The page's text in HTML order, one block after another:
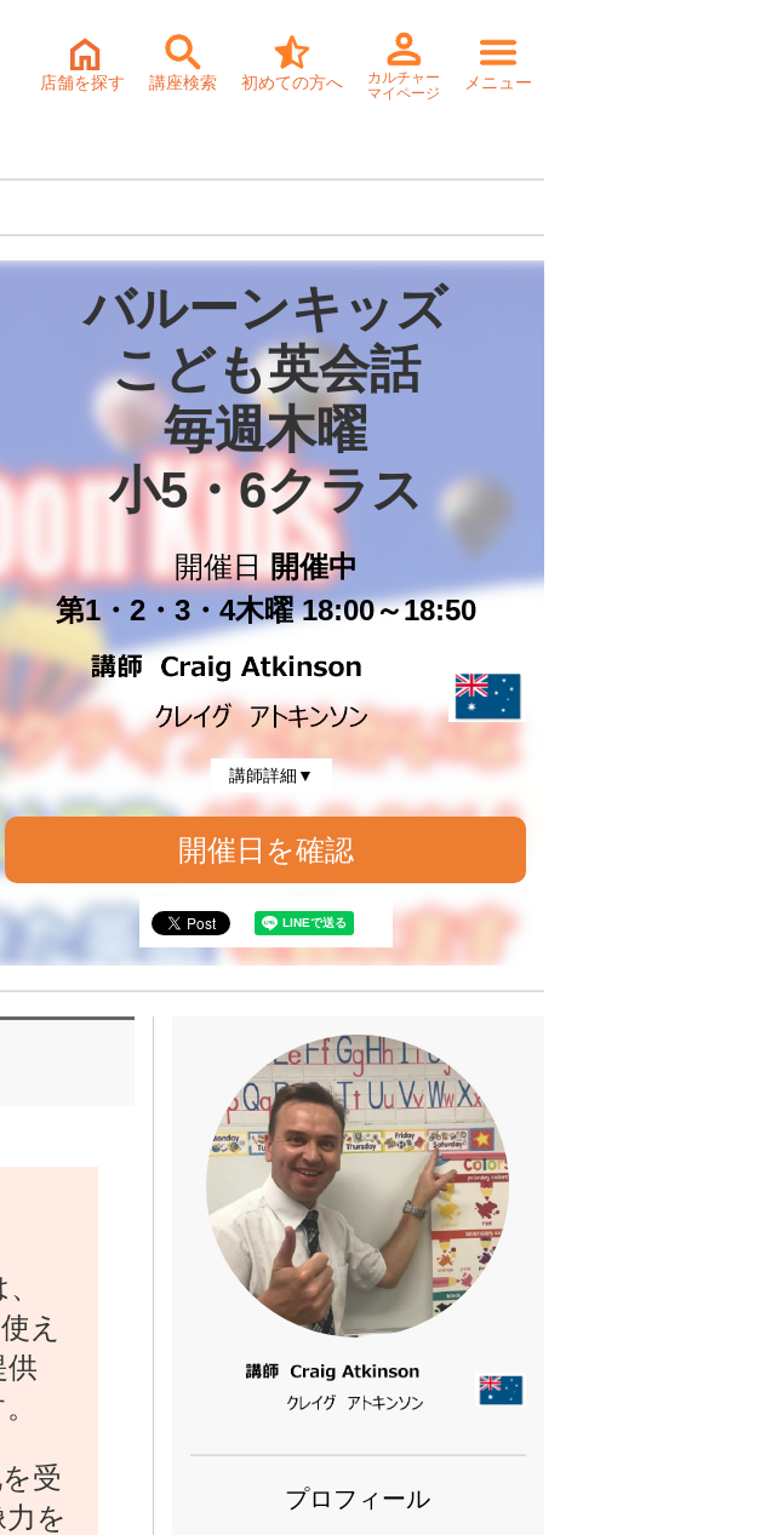
店舗を探す 講座検索 初めての方へ
カルチャー
マイページ
メニュー
バルーンキッズ
こども英会話
毎週木曜
小5・6クラス
開催日開催中
第1・2・3・4木曜 18:00～18:50
講師詳細▼
開催日を確認
え
供
受
を
プロフィール